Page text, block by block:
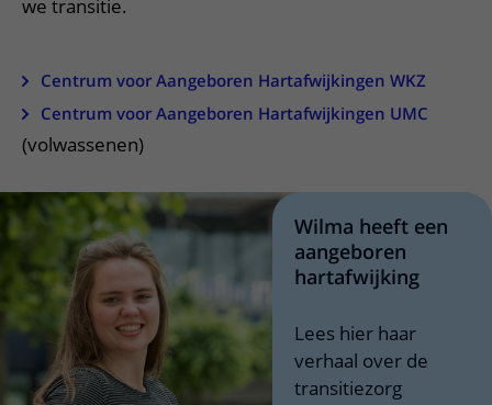
Verpleegafdelingen
Zorgverleners
Ik ben zwanger of net bevallen
Onze verpleegafdelingen
Samen met kinderen en ouders
Ervaringen van patiënten
Regels en rechten
Zorgkosten
Wachttijden
De organisatie
Werken bij het WKZ
Steun het WKZ
we transitie.
Centrum voor Aangeboren Hartafwijkingen WKZ
Centrum voor Aangeboren Hartafwijkingen UMC
(volwassenen)
Wilma heeft een
aangeboren
hartafwijking
Lees hier haar
verhaal over de
transitiezorg